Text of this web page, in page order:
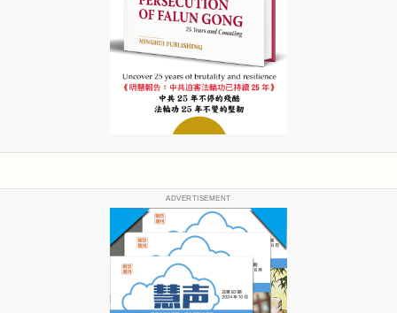
ADVERTISEMENT